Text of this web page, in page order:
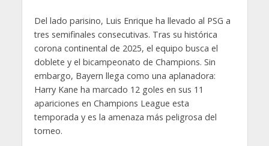
Del lado parisino, Luis Enrique ha llevado al PSG a
tres semifinales consecutivas. Tras su histórica
corona continental de 2025, el equipo busca el
doblete y el bicampeonato de Champions. Sin
embargo, Bayern llega como una aplanadora:
Harry Kane ha marcado 12 goles en sus 11
apariciones en Champions League esta
temporada y es la amenaza más peligrosa del
torneo.